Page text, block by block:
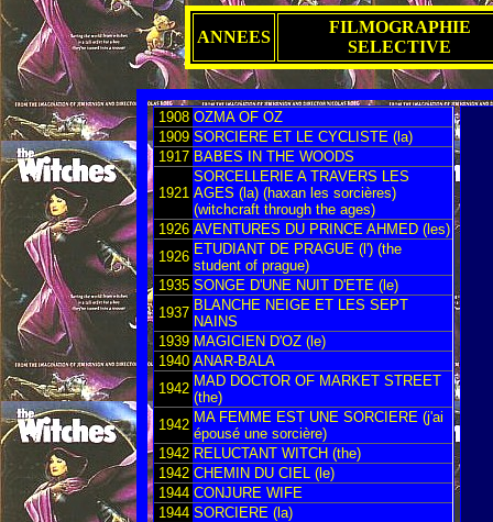
ANNEES
FILMOGRAPHIE
SELECTIVE
1908 OZMA OF OZ
1909 SORCIERE ET LE CYCLISTE (la)
1917 BABES IN THE WOODS
1921
SORCELLERIE A TRAVERS LES
AGES (la) (haxan les sorcières)
(witchcraft through the ages)
1926 AVENTURES DU PRINCE AHMED (les)
1926 ETUDIANT DE PRAGUE (l') (the
student of prague)
1935 SONGE D'UNE NUIT D'ETE (le)
1937 BLANCHE NEIGE ET LES SEPT
NAINS
1939 MAGICIEN D'OZ (le)
1940 ANAR-BALA
1942 MAD DOCTOR OF MARKET STREET
(the)
1942 MA FEMME EST UNE SORCIERE (j'ai
épousé une sorcière)
1942 RELUCTANT WITCH (the)
1942 CHEMIN DU CIEL (le)
1944 CONJURE WIFE
1944 SORCIERE (la)